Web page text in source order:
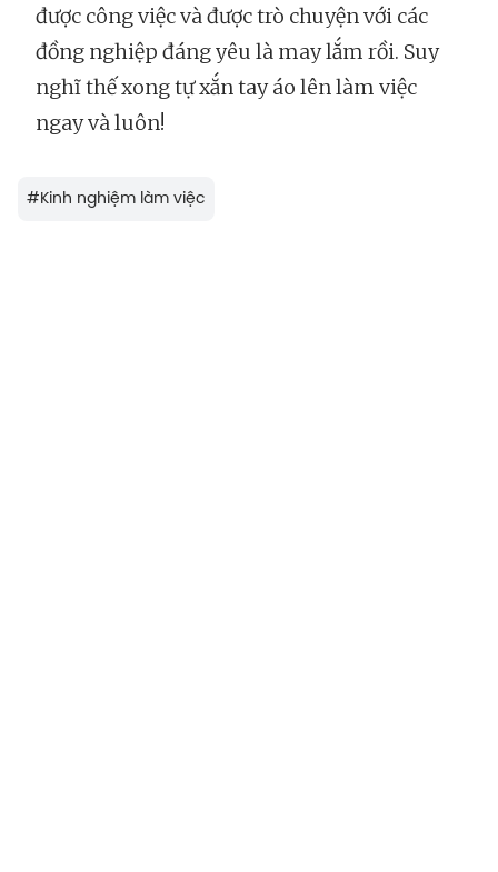
được công việc và được trò chuyện với các
đồng nghiệp đáng yêu là may lắm rồi. Suy
nghĩ thế xong tự xắn tay áo lên làm việc
ngay và luôn!
#Kinh nghiệm làm việc